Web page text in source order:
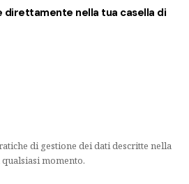
direttamente nella tua casella di
di gestione dei dati descritte nella
momento.